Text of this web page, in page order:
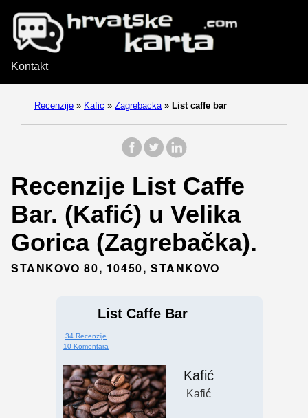
Kontakt
Recenzije » Kafic » Zagrebacka » List caffe bar
Recenzije List Caffe
Bar. (Kafić) u Velika
Gorica (Zagrebačka).
STANKOVO 80, 10450, STANKOVO
List Caffe Bar
34 Recenzije
10 Komentara
Kafić
Kafić